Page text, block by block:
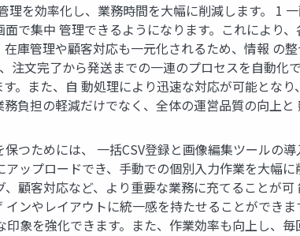
を効率化し、業務時間を大幅に削減します。 1
で集中 管理できるようになります。これにより
庫管理や顧客対応も一元化されるため、情報 の
注文完了から発送までの一連のプロセスを自動化
。また、自 動処理により迅速な対応が可能とな
負担の軽減だけでなく、全体の運営品質の向上と
つためには、 一括CSV登録と画像編集ツールの
ップロードでき、手動での個別入力作業を大幅
顧客対応など、より重要な業務に充てることが
ンやレイアウトに統一感を持たせることができ
象を強化できます。また、作業効率も向上し、